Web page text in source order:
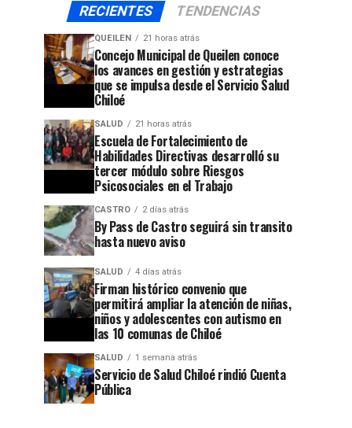
RECIENTES TENDENCIAS
QUEILEN 21 horas atrás
Concejo Municipal de Queilen conoce
los avances en gestión y estrategias
que se impulsa desde el Servicio Salud
Chiloé
SALUD 21 horas atrás
Escuela de Fortalecimiento de
Habilidades Directivas desarrolló su
tercer módulo sobre Riesgos
Psicosociales en el Trabajo
CASTRO 2 días atrás
By Pass de Castro seguirá sin transito
hasta nuevo aviso
SALUD 4 días atrás
Firman histórico convenio que
permitirá ampliar la atención de niñas,
niños y adolescentes con autismo en
las 10 comunas de Chiloé
SALUD 1 semana atrás
Servicio de Salud Chiloé rindió Cuenta
Pública